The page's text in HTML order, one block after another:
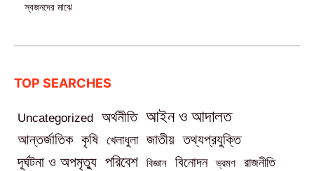
স্বজনদের মাঝে‎
TOP SEARCHES
Uncategorized অর্থনীতি আইন ও আদালত
আন্তর্জাতিক কৃষি খেলাধুলা জাতীয় তথ্যপ্রযুক্তি
দূর্ঘটনা ও অপমৃত্যু পরিবেশ বিজ্ঞান বিনোদন ভ্রমণ রাজনীতি